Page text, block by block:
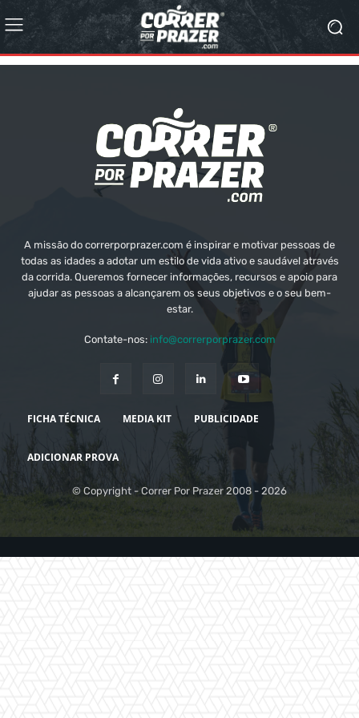
A missão do correrporprazer.com é inspirar e motivar pessoas de
todas as idades a adotar um estilo de vida ativo e saudável através
da corrida. Queremos fornecer informações, recursos e apoio para
ajudar as pessoas a alcançarem os seus objetivos e o seu bem-
estar.
Contate-nos: info@correrporprazer.com
FICHA TÉCNICA MEDIA KIT PUBLICIDADE
ADICIONAR PROVA
© Copyright - Correr Por Prazer 2008 - 2026